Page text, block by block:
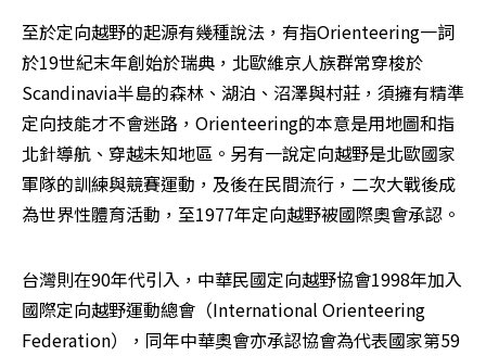
至於定向越野的起源有幾種說法，有指Orienteering一詞
於19世紀末年創始於瑞典，北歐維京人族群常穿梭於
Scandinavia半島的森林、湖泊、沼澤與村莊，須擁有精準
定向技能才不會迷路，Orienteering的本意是用地圖和指
北針導航、穿越未知地區。另有一說定向越野是北歐國家
軍隊的訓練與競賽運動，及後在民間流行，二次大戰後成
為世界性體育活動，至1977年定向越野被國際奧會承認。
台灣則在90年代引入，中華民國定向越野協會1998年加入
國際定向越野運動總會（International Orienteering
Federation），同年中華奧會亦承認協會為代表國家第59